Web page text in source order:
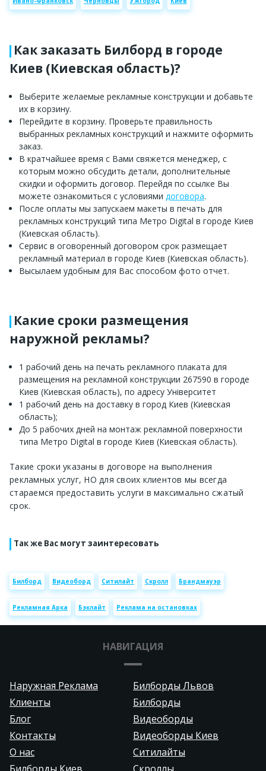
Как заказать Билборд в городе
Киев (Киевская область)?
Выберите желаемые рекламные конструкции и добавьте
их в корзину.
Перейдите в корзину. Проверьте правильность
выбранных рекламных конструкций и нажмите оформить
заказ.
В кратчайшее время с Вами свяжется менеджер, с
которым можно обсудить детали, дополнительные
скидки и оформить договор. Перейдя по ссылке Вы
можете ознакомиться с условиями договора.
После оплаты мы запускаем макеты в печать для
рекламных конструкций типа Метро Digital в городе Киев
(Киевская область).
Сервис в оговоренный договором срок размещает
рекламный материал в городе Киев (Киевская область).
Высылаем удобным для Вас способом фото отчет.
Какие сроки размещения
наружной рекламы?
1 рабочий день на печать рекламного плаката для
размещения на рекламной конструкции 267590 в городе
Киев (Киевская область), по адресу Університет
1 рабочий день на доставку в город Киев (Киевская
область);
До 5 рабочих дней на монтаж рекламной поверхности
типа Метро Digital в городе Киев (Киевская область).
Такие сроки указаны в договоре на выполнения
рекламных услуг, НО для своих клиентов мы всегда
стараемся предоставить услуги в максимально сжатый
срок.
Так же Вас могут заинтересовать
Билборд Видеоборд Ситилайт Скролл Брандмауэр
Рекламная Арка Бэклайт Реклама на остановках
НАВИГАЦИЯ
Наружная Реклама
Билборды Львов
Клиенты
Билборды
Блог
Видеоборды
Контакты
Видеоборды Киев
О нас
Ситилайты